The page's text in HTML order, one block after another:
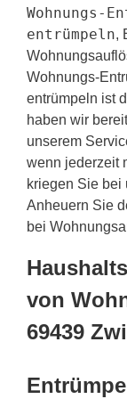
Wohnungs-
entrümpeln,
Wohnungs-
entrümpeln ist
haben wir
unserem
wenn jederzeit
kriegen Sie bei
Anheuern Sie
bei
von
69439